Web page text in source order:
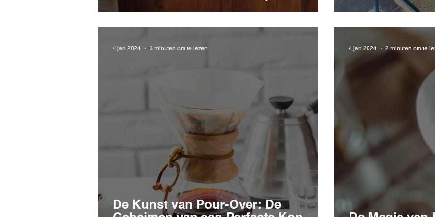
De Kunst van Pour-Over: De
4 jan 2024 3 minuten om te lezen 4 jan 2024 2 minuten om te